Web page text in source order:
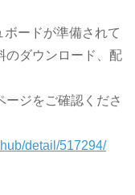
ードが準備されて
のダウンロード、配
ジをご確認くださ
detail/517294/